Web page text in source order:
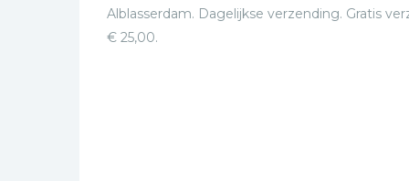
Alblasserdam. Dagelijkse verzending. Gratis
€ 25,00.